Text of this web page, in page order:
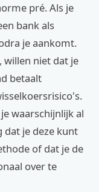
pré. Als je
bank als
je aankomt.
willen niet dat je
betaalt
waarschijnlijk al
dat je deze kunt
of dat je de
over te